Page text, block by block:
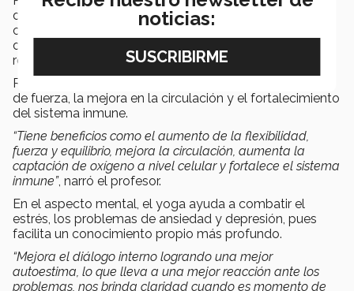
del yoga en temas tanto físicos como mentales, pues
considera que su principal función es ayudar a
desarrollar habilidades motrices y a tener un
reconocimiento personal.
Respecto a los beneficios físicos, destacó el aumento
de fuerza, la mejora en la circulación y el fortalecimiento
del sistema inmune.
“Tiene beneficios como el aumento de la flexibilidad,
fuerza y equilibrio, mejora la circulación, aumenta la
captación de oxígeno a nivel celular y fortalece el sistema
inmune”, narró el profesor.
En el aspecto mental, el yoga ayuda a combatir el
estrés, los problemas de ansiedad y depresión, pues
facilita un conocimiento propio más profundo.
“Mejora el diálogo interno logrando una mejor
autoestima, lo que lleva a una mejor reacción ante los
problemas, nos brinda claridad cuando es momento de
noticias: